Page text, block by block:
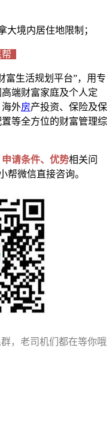
大境内居住地限制；
生活规划平台”，用专
端财富家庭及个人定
外房产投资、保险及保
等全方位的财富管理综
请条件、优势相关问
帮微信直接咨询。
，老司机们都在等你哦